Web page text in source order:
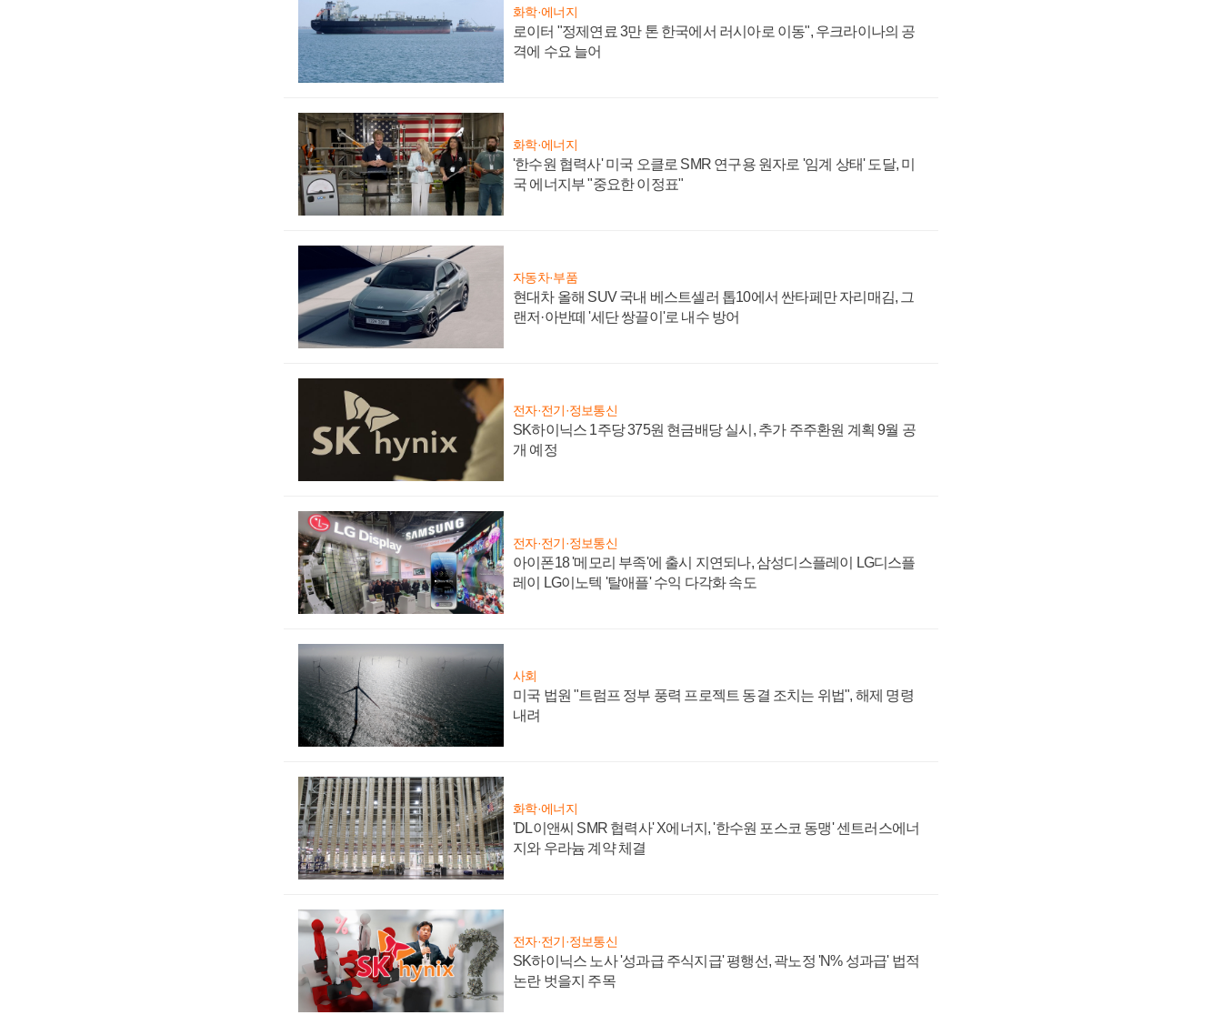
화학·에너지
로이터 "정제연료 3만 톤 한국에서 러시아로 이동", 우크라이나의 공
격에 수요 늘어
화학·에너지
'한수원 협력사' 미국 오클로 SMR 연구용 원자로 '임계 상태' 도달, 미
국 에너지부 "중요한 이정표"
자동차·부품
현대차 올해 SUV 국내 베스트셀러 톱10에서 싼타페만 자리매김, 그
랜저·아반떼 '세단 쌍끌이'로 내수 방어
전자·전기·정보통신
SK하이닉스 1주당 375원 현금배당 실시, 추가 주주환원 계획 9월 공
개 예정
전자·전기·정보통신
아이폰18 '메모리 부족'에 출시 지연되나, 삼성디스플레이 LG디스플
레이 LG이노텍 '탈애플' 수익 다각화 속도
사회
미국 법원 "트럼프 정부 풍력 프로젝트 동결 조치는 위법", 해제 명령
내려
화학·에너지
'DL이앤씨 SMR 협력사' X에너지, '한수원 포스코 동맹' 센트러스에너
지와 우라늄 계약 체결
전자·전기·정보통신
SK하이닉스 노사 '성과급 주식지급' 평행선, 곽노정 'N% 성과급' 법적
논란 벗을지 주목